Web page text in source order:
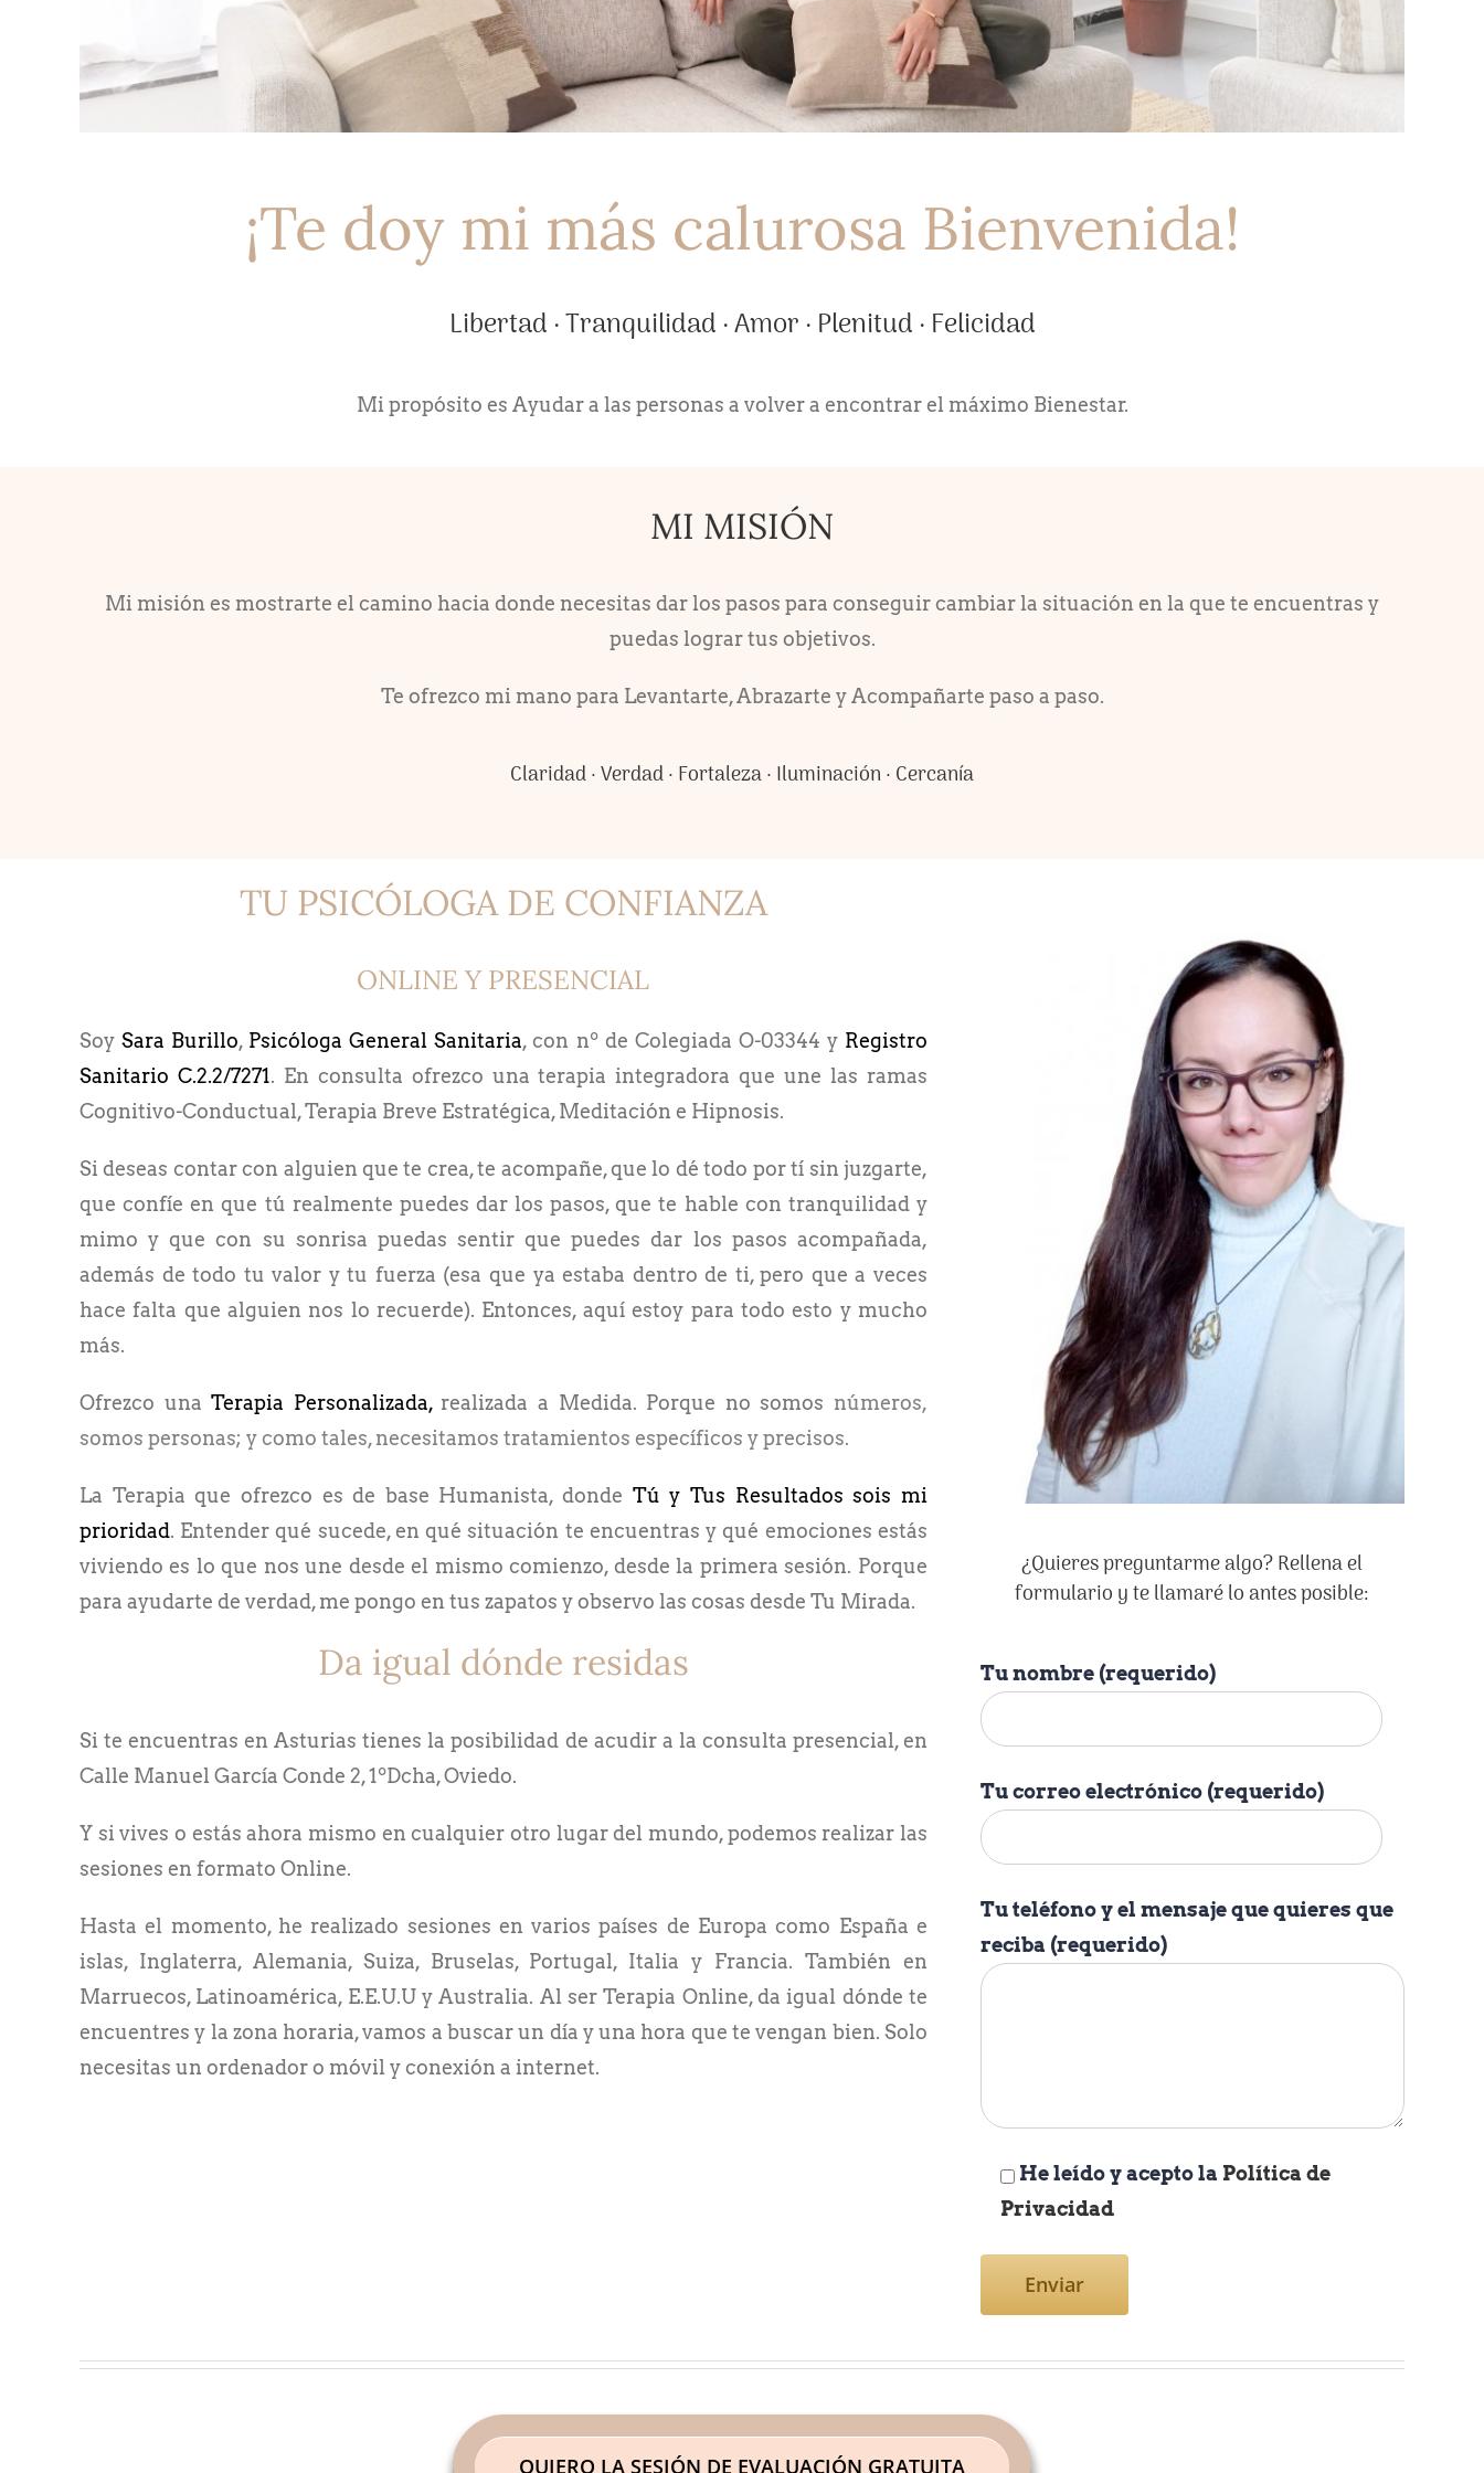
¡Te doy mi más calurosa Bienvenida!
Libertad · Tranquilidad · Amor · Plenitud · Felicidad
Mi propósito es Ayudar a las personas a volver a encontrar el máximo Bienestar.
MI MISIÓN
Mi misión es mostrarte el camino hacia donde necesitas dar los pasos para conseguir cambiar la situación en la que te encuentras y
puedas lograr tus objetivos.
Te ofrezco mi mano para Levantarte, Abrazarte y Acompañarte paso a paso.
Claridad · Verdad · Fortaleza · Iluminación · Cercanía
TU PSICÓLOGADE CONFIANZA
ONLINE Y PRESENCIAL
SoySara Burillo, Psicóloga General Sanitaria, con nº de Colegiada O-03344 y Registro
Sanitario C.2.2/7271. En consulta ofrezco una terapia integradora que une las ramas
Cognitivo-Conductual, Terapia Breve Estratégica, Meditación e Hipnosis.
Si deseas contar con alguien que te crea, te acompañe, que lo dé todo por tí sin juzgarte,
que confíe en que tú realmente puedes dar los pasos, que te hable con tranquilidad y
mimo y que con su sonrisa puedas sentir que puedes dar los pasos acompañada,
además de todo tu valor y tu fuerza (esa que ya estaba dentro de ti, pero que a veces
hace falta que alguien nos lo recuerde). Entonces, aquí estoy para todo esto y mucho
más.
Ofrezco unaTerapia Personalizada,realizada a Medida. Porque no somos números,
somos personas; y como tales, necesitamos tratamientos específicos y precisos.
La Terapia que ofrezco es de base Humanista, donde Tú y Tus Resultados sois mi
prioridad. Entender qué sucede, en qué situación te encuentras y qué emociones estás
viviendo es lo que nos une desde el mismo comienzo, desde la primera sesión. Porque
para ayudarte de verdad, me pongo en tus zapatos y observo las cosas desde Tu Mirada.
Da igual dónde residas
Si te encuentras en Asturias tienes la posibilidad de acudir a la consulta presencial, en
Calle Manuel García Conde 2, 1ºDcha, Oviedo.
Y si vives o estás ahora mismo en cualquier otro lugar del mundo, podemos realizar las
sesiones en formato Online.
Hasta el momento, he realizado sesiones en varios países de Europa como España e
islas, Inglaterra, Alemania, Suiza, Bruselas, Portugal, Italia y Francia. También en
Marruecos, Latinoamérica, E.E.U.U y Australia. Al ser Terapia Online, da igual dónde te
encuentres y la zona horaria, vamos a buscar un día y una hora que te vengan bien. Solo
necesitas un ordenador o móvil y conexión a internet.
¿Quieres preguntarme algo? Rellena el
formulario y te llamaré lo antes posible:
Tu nombre (requerido)
Tu correo electrónico (requerido)
Tu teléfono y el mensaje que quieres que
reciba (requerido)
He leído y acepto la Política de
Privacidad
QUIERO LA SESIÓN DE EVALUACIÓN GRATUITA